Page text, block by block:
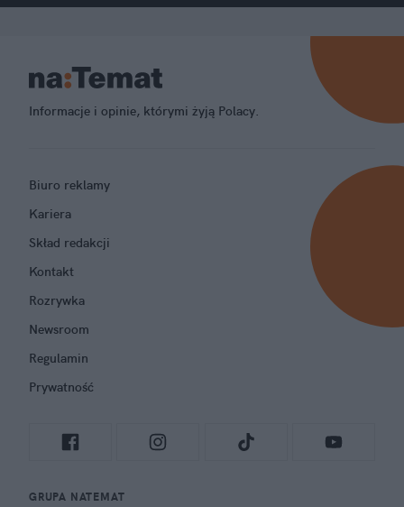
Informacje i opinie, którymi żyją Polacy.
Biuro reklamy
Kariera
Skład redakcji
Kontakt
Rozrywka
Newsroom
Regulamin
Prywatność
GRUPA NATEMAT